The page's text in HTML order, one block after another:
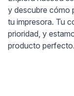
y descubre cómo
tu impresora. Tu
prioridad, y
producto perfecto.